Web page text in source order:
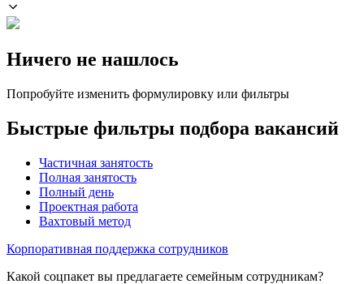
Ничего не нашлось
Попробуйте изменить формулировку или фильтры
Быстрые фильтры подбора вакансий
Частичная занятость
Полная занятость
Полный день
Проектная работа
Вахтовый метод
Корпоративная поддержка сотрудников
Какой соцпакет вы предлагаете семейным сотрудникам?